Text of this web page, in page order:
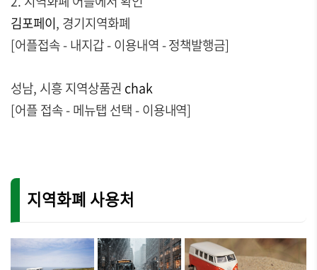
김포페이, 경기지역화폐
[어플접속 - 내지갑 - 이용내역 - 정책발행금]
성남, 시흥 지역상품권 chak
[어플 접속 - 메뉴탭 선택 - 이용내역]
지역화폐 사용처